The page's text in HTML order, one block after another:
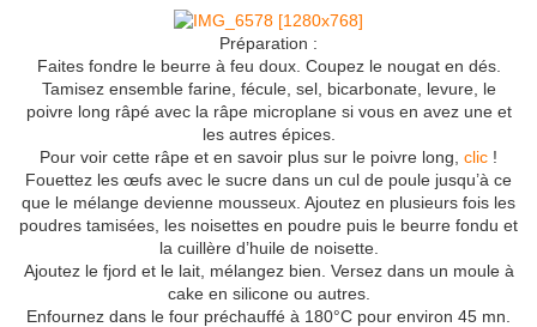
Préparation :
Faites fondre le beurre à feu doux. Coupez le nougat en dés.
Tamisez ensemble farine, fécule, sel, bicarbonate, levure, le
poivre long râpé avec la râpe microplane si vous en avez une et
les autres épices.
Pour voir cette râpe et en savoir plus sur le poivre long, clic !
Fouettez les œufs avec le sucre dans un cul de poule jusqu’à ce
que le mélange devienne mousseux. Ajoutez en plusieurs fois les
poudres tamisées, les noisettes en poudre puis le beurre fondu et
la cuillère d’huile de noisette.
Ajoutez le fjord et le lait, mélangez bien. Versez dans un moule à
cake en silicone ou autres.
Enfournez dans le four préchauffé à 180°C pour environ 45 mn.